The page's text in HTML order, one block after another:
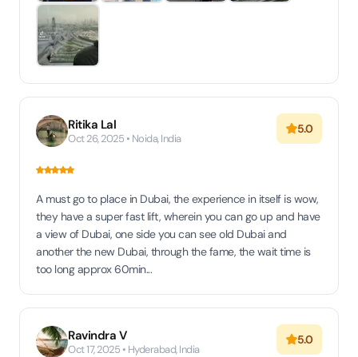
Ritika Lal
Oct 26, 2025 • Noida, India
5.0
A must go to place in Dubai, the experience in itself is wow,
they have a super fast lift, wherein you can go up and have
a view of Dubai, one side you can see old Dubai and
another the new Dubai, through the fame, the wait time is
too long approx 60min...
Ravindra V
Oct 17, 2025 • Hyderabad, India
5.0